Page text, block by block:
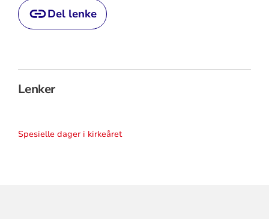
Del lenke
Lenker
Spesielle dager i kirkeåret